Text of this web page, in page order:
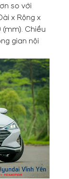
so với
x Rộng x
Chiều
gian nội